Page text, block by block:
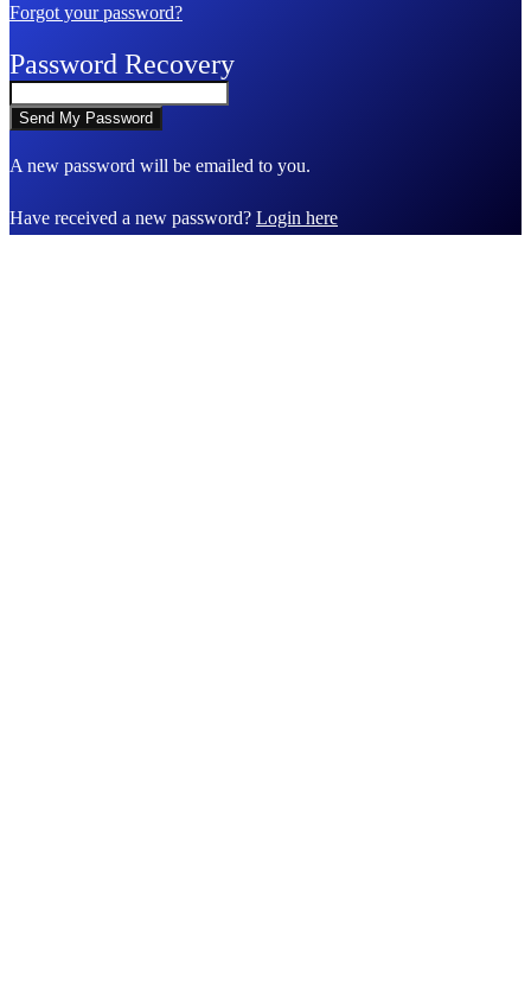
Forgot your password?
Password Recovery
A new password will be emailed to you.
Have received a new password? Login here